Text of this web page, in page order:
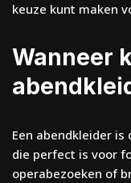
keuze kunt maken
Wanneer
Een abendkleider
die perfect is voor
operabezoeken of